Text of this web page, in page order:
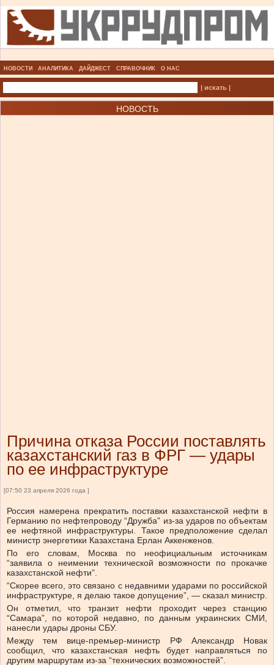
НОВОСТИ АНАЛИТИКА ДАЙДЖЕСТ СПРАВОЧНИК О НАС
| искать |
НОВОСТЬ
Причина отказа России поставлять
казахстанский газ в ФРГ — удары
по ее инфраструктуре
[07:50 23 апреля 2026 года ]
Россия намерена прекратить поставки казахстанской нефти в
Германию по нефтепроводу “Дружба” из-за ударов по объектам
ее нефтяной инфраструктуры. Такое предположение сделал
министр энергетики Казахстана Ерлан Аккенженов.
По его словам, Москва по неофициальным источникам
“заявила о неимении технической возможности по прокачке
казахстанской нефти”.
“Скорее всего, это связано с недавними ударами по российской
инфраструктуре, я делаю такое допущение”, — сказал министр.
Он отметил, что транзит нефти проходит через станцию
“Самара”, по которой недавно, по данным украинских СМИ,
нанесли удары дроны СБУ.
Между тем вице-премьер-министр РФ Александр Новак
сообщил, что казахстанская нефть будет направляться по
другим маршрутам из-за “технических возможностей”.